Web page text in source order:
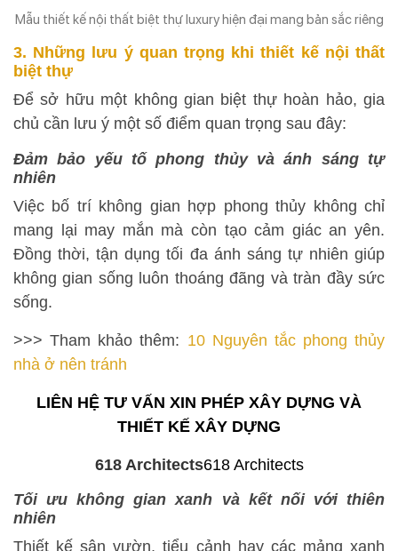
Mẫu thiết kế nội thất biệt thự luxury hiện đại mang bản sắc riêng
3. Những lưu ý quan trọng khi thiết kế nội thất
biệt thự
Để sở hữu một không gian biệt thự hoàn hảo, gia
chủ cần lưu ý một số điểm quan trọng sau đây:
Đảm bảo yếu tố phong thủy và ánh sáng tự
nhiên
Việc bố trí không gian hợp phong thủy không chỉ
mang lại may mắn mà còn tạo cảm giác an yên.
Đồng thời, tận dụng tối đa ánh sáng tự nhiên giúp
không gian sống luôn thoáng đãng và tràn đầy sức
sống.
>>> Tham khảo thêm: 10 Nguyên tắc phong thủy
nhà ở nên tránh
LIÊN HỆ TƯ VẤN XIN PHÉP XÂY DỰNG VÀ
THIẾT KẾ XÂY DỰNG
Tối ưu không gian xanh và kết nối với thiên
nhiên
Thiết kế sân vườn, tiểu cảnh hay các mảng xanh